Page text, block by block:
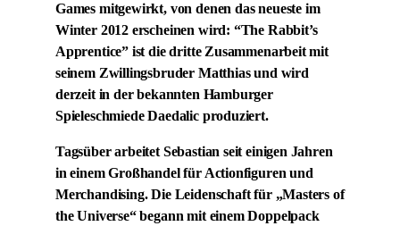
Games mitgewirkt, von denen das neueste im
Winter 2012 erscheinen wird: “The Rabbit’s
Apprentice” ist die dritte Zusammenarbeit mit
seinem Zwillingsbruder Matthias und wird
derzeit in der bekannten Hamburger
Spieleschmiede Daedalic produziert.
Tagsüber arbeitet Sebastian seit einigen Jahren
in einem Großhandel für Actionfiguren und
Merchandising. Die Leidenschaft für „Masters of
the Universe“ begann mit einem Doppelpack